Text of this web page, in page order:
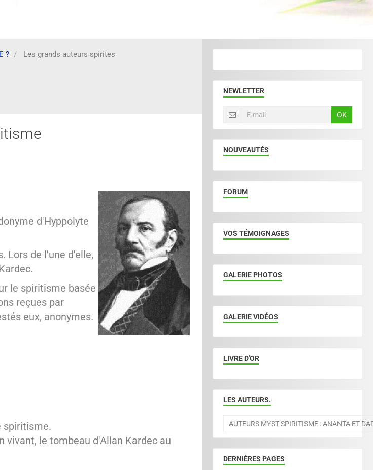
? Les grands auteurs spirites
d'Hyppolyte
Lors de l'une d'elle,
le spiritisme basée
reçues par
eux, anonymes.
spiritisme.
vivant, le tombeau d'Allan Kardec au
NEWLETTER
OK
NOUVEAUTÉS
FORUM
VOS TÉMOIGNAGES
GALERIE PHOTOS
GALERIE VIDÉOS
LIVRE D'OR
LES AUTEURS.
AUTEURS MYST SPIRITISME : ANANTA ET
DERNIÈRES PAGES